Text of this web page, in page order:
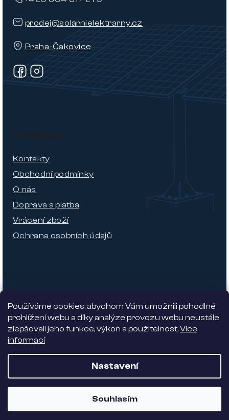
Používáme cookies, abychom Vám umožnili pohodlné
prohlížení webu a díky analýze provozu webu neustále
zlepšovali jeho funkce, výkon a použitelnost.Více
informací
Nastavení
Souhlasím
prodej@solarnielektrarny.cz
Praha-Čakovice
O nákupu
Kontakty
Obchodní podmínky
O nás
Doprava a platba
Vrácení zboží
Ochrana osobních údajů
Alhambra design
vyhrazena.